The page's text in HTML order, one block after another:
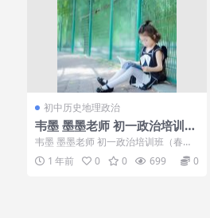
初中历史地理政治
韦墨 墨墨老师 初一政治培训班
（春上·全国版·A+）含讲义练
习
韦墨 墨墨老师 初一政治培训班（春上·
全国版·A+）含讲义练习，韦墨 墨墨老
师 ...1 年前 0 0 699 0